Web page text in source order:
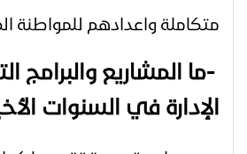
متكاملة واعدادهم للمواطنة
-ما المشاريع والبرامج
الإدارة في السنوات